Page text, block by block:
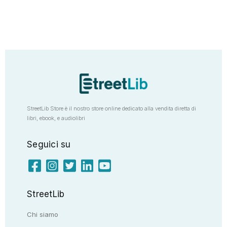
StreetLib Store è il nostro store online dedicato alla vendita diretta di
libri, ebook, e audiolibri
Seguici su
StreetLib
Chi siamo